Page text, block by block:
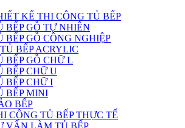
KẾ THI CÔNG TỦ BẾP
BẾP GỖ TỰ NHIÊN
BẾP GỖ CÔNG NGHIỆP
BẾP ACRYLIC
BẾP GỖ CHỮ L
BẾP CHỮ U
BẾP CHỮ I
BẾP MINI
BẾP
CÔNG TỦ BẾP THỰC TẾ
VẤN LÀM TỦ BẾP